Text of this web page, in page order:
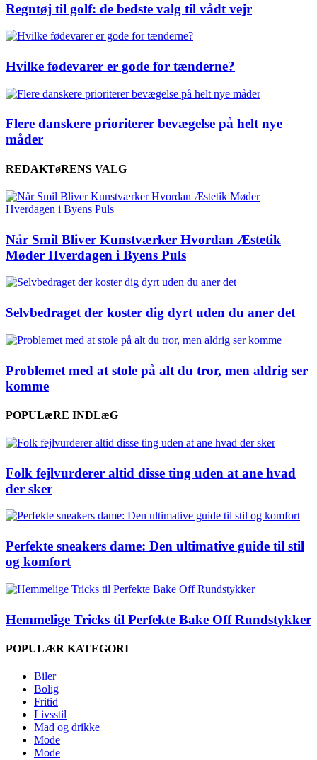
Regntøj til golf: de bedste valg til vådt vejr
Hvilke fødevarer er gode for tænderne?
Flere danskere prioriterer bevægelse på helt nye
måder
REDAKTøRENS VALG
Når Smil Bliver Kunstværker Hvordan Æstetik
Møder Hverdagen i Byens Puls
Selvbedraget der koster dig dyrt uden du aner det
Problemet med at stole på alt du tror, men aldrig ser
komme
POPULæRE INDLæG
Folk fejlvurderer altid disse ting uden at ane hvad
der sker
Perfekte sneakers dame: Den ultimative guide til stil
og komfort
Hemmelige Tricks til Perfekte Bake Off Rundstykker
POPULÆR KATEGORI
Biler
Bolig
Fritid
Livsstil
Mad og drikke
Mode
Mode